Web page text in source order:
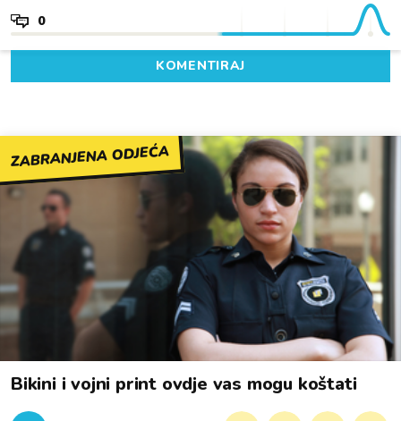
0
KOMENTIRAJ
ZABRANJENA ODJEĆA
Bikini i vojni print ovdje vas mogu koštati